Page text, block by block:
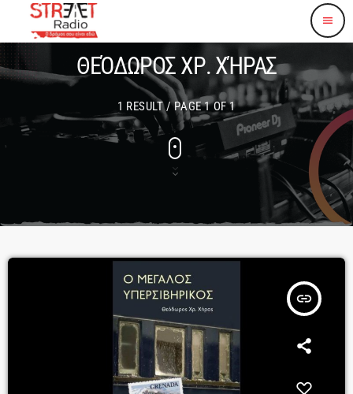
menu
ΘΕΌΔΩΡΟΣ ΧΡ. ΧΉΡΑΣ
1 RESULT / PAGE 1 OF 1
insert_link